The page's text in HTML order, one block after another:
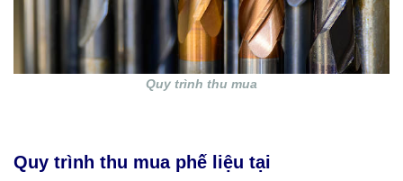
Quy trình thu mua
Quy trình thu mua phế liệu tại